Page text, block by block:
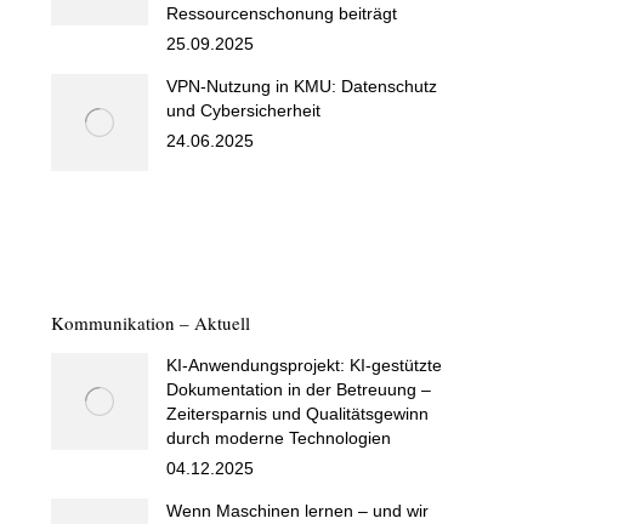
Ressourcenschonung beiträgt
25.09.2025
VPN-Nutzung in KMU: Datenschutz
und Cybersicherheit
24.06.2025
Kommunikation – Aktuell
KI-Anwendungsprojekt: KI-gestützte
Dokumentation in der Betreuung –
Zeitersparnis und Qualitätsgewinn
durch moderne Technologien
04.12.2025
Wenn Maschinen lernen – und wir